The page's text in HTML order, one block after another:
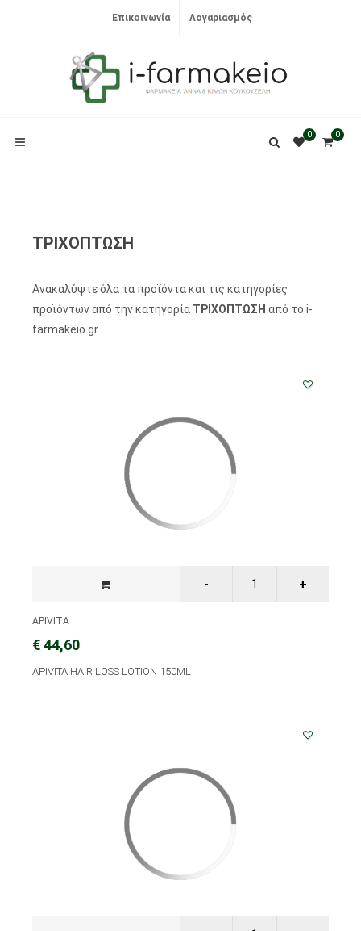
Επικοινωνία Λογαριασμός
0
0
ΤΡΙΧΟΠΤΩΣΗ
Ανακαλύψτε όλα τα προϊόντα και τις κατηγορίες
προϊόντων από την κατηγορία ΤΡΙΧΟΠΤΩΣΗ από το i-
farmakeio.gr
APIVITA
€ 44,60
APIVITA HAIR LOSS LOTION 150ML